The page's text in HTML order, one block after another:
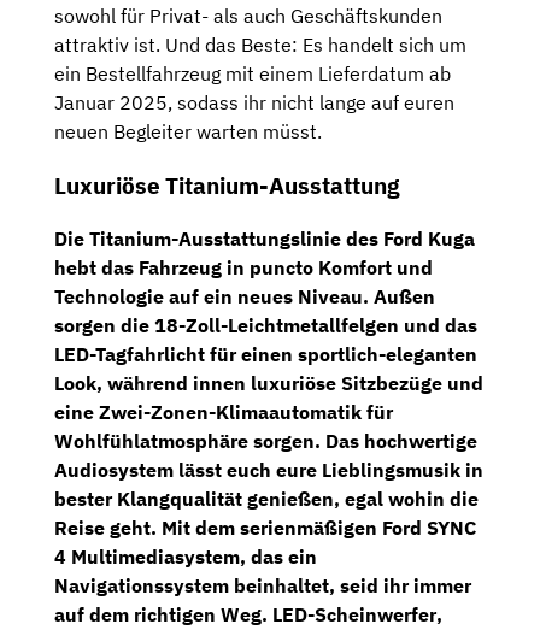
sowohl für Privat- als auch Geschäftskunden
attraktiv ist. Und das Beste: Es handelt sich um
ein Bestellfahrzeug mit einem Lieferdatum ab
Januar 2025, sodass ihr nicht lange auf euren
neuen Begleiter warten müsst.
Luxuriöse Titanium-Ausstattung
Die Titanium-Ausstattungslinie des Ford Kuga
hebt das Fahrzeug in puncto Komfort und
Technologie auf ein neues Niveau. Außen
sorgen die 18-Zoll-Leichtmetallfelgen und das
LED-Tagfahrlicht für einen sportlich-eleganten
Look, während innen luxuriöse Sitzbezüge und
eine Zwei-Zonen-Klimaautomatik für
Wohlfühlatmosphäre sorgen. Das hochwertige
Audiosystem lässt euch eure Lieblingsmusik in
bester Klangqualität genießen, egal wohin die
Reise geht. Mit dem serienmäßigen Ford SYNC
4 Multimediasystem, das ein
Navigationssystem beinhaltet, seid ihr immer
auf dem richtigen Weg. LED-Scheinwerfer,